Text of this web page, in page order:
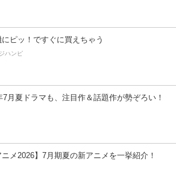
にピッ！ですぐに買えちゃう
ハンピ
7月夏ドラマも、注目作＆話題作が勢ぞろい！
ニメ2026】7月期夏の新アニメを一挙紹介！